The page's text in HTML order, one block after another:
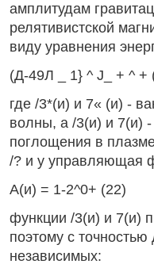
амплитудам
релятивистской
виду уравнения
(Д-49Л _ 1} ^ J_ + ^ +
где /3*(и) и 7« (и) -
волны, а /3(и) и 7(и)
поглощения в
/? и у управляющая
А(и) = 1-2^0+ (22)
функции /3(и) и 7(и)
поэтому с
независимых: